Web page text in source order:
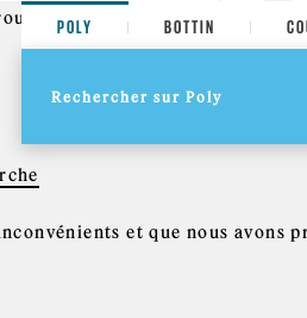
POLY BOTTIN
l'information recherchée.
et que nous avons